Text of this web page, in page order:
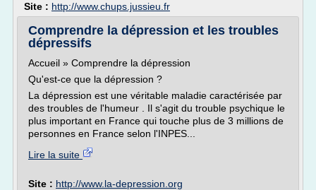
Site : http://www.chups.jussieu.fr
Comprendre la dépression et les troubles
dépressifs
Accueil » Comprendre la dépression
Qu'est-ce que la dépression ?
La dépression est une véritable maladie caractérisée par
des troubles de l'humeur . Il s'agit du trouble psychique le
plus important en France qui touche plus de 3 millions de
personnes en France selon l'INPES...
Lire la suite
Site : http://www.la-depression.org